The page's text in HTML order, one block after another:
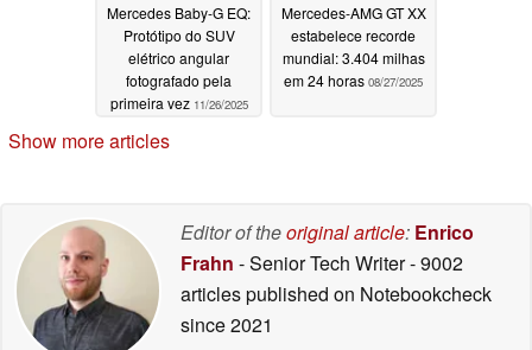
Mercedes Baby-G EQ:
Protótipo do SUV
elétrico angular
fotografado pela
primeira vez 11/26/2025
Mercedes-AMG GT XX
estabelece recorde
mundial: 3.404 milhas
em 24 horas 08/27/2025
Show more articles
Editor of theoriginal article: Enrico
Frahn - Senior Tech Writer- 9002
articles published on Notebookcheck
since 2021